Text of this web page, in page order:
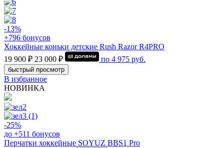
-13%
+796 бонусов
Хоккейные коньки детские Rush Razor R4PRO
19 900 ₽ 23 000 ₽ по 4 975 руб.
быстрый просмотр
В избранное
НОВИНКА
-25%
до +511 бонусов
Перчатки хоккейные SOYUZ BBS1 Pro